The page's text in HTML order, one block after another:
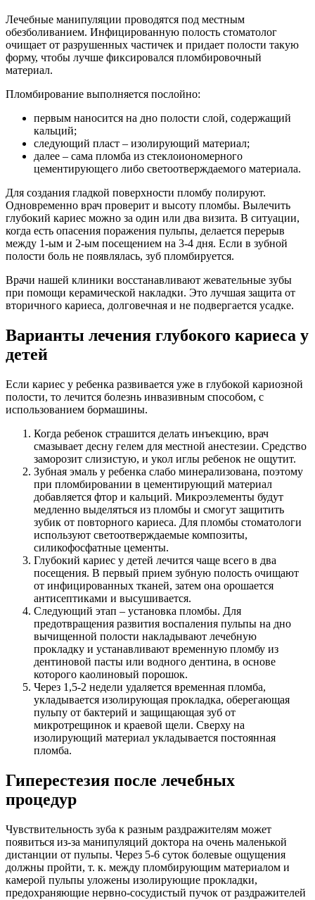
Лечебные манипуляции проводятся под местным
обезболиванием. Инфицированную полость стоматолог
очищает от разрушенных частичек и придает полости такую
форму, чтобы лучше фиксировался пломбировочный
материал.
Пломбирование выполняется послойно:
первым наносится на дно полости слой, содержащий
кальций;
следующий пласт – изолирующий материал;
далее – сама пломба из стеклоиономерного
цементирующего либо светоотверждаемого материала.
Для создания гладкой поверхности пломбу полируют.
Одновременно врач проверит и высоту пломбы. Вылечить
глубокий кариес можно за один или два визита. В ситуации,
когда есть опасения поражения пульпы, делается перерыв
между 1-ым и 2-ым посещением на 3-4 дня. Если в зубной
полости боль не появлялась, зуб пломбируется.
Врачи нашей клиники восстанавливают жевательные зубы
при помощи керамической накладки. Это лучшая защита от
вторичного кариеса, долговечная и не подвергается усадке.
Варианты лечения глубокого кариеса у
детей
Если кариес у ребенка развивается уже в глубокой кариозной
полости, то лечится болезнь инвазивным способом, с
использованием бормашины.
Когда ребенок страшится делать инъекцию, врач
смазывает десну гелем для местной анестезии. Средство
заморозит слизистую, и укол иглы ребенок не ощутит.
Зубная эмаль у ребенка слабо минерализована, поэтому
при пломбировании в цементирующий материал
добавляется фтор и кальций. Микроэлементы будут
медленно выделяться из пломбы и смогут защитить
зубик от повторного кариеса. Для пломбы стоматологи
используют светоотверждаемые композиты,
силикофосфатные цементы.
Глубокий кариес у детей лечится чаще всего в два
посещения. В первый прием зубную полость очищают
от инфицированных тканей, затем она орошается
антисептиками и высушивается.
Следующий этап – установка пломбы. Для
предотвращения развития воспаления пульпы на дно
вычищенной полости накладывают лечебную
прокладку и устанавливают временную пломбу из
дентиновой пасты или водного дентина, в основе
которого каолиновый порошок.
Через 1,5-2 недели удаляется временная пломба,
укладывается изолирующая прокладка, оберегающая
пульпу от бактерий и защищающая зуб от
микротрещинок и краевой щели. Сверху на
изолирующий материал укладывается постоянная
пломба.
Гиперестезия после лечебных
процедур
Чувствительность зуба к разным раздражителям может
появиться из-за манипуляций доктора на очень маленькой
дистанции от пульпы. Через 5-6 суток болевые ощущения
должны пройти, т. к. между пломбирующим материалом и
камерой пульпы уложены изолирующие прокладки,
предохраняющие нервно-сосудистый пучок от раздражителей